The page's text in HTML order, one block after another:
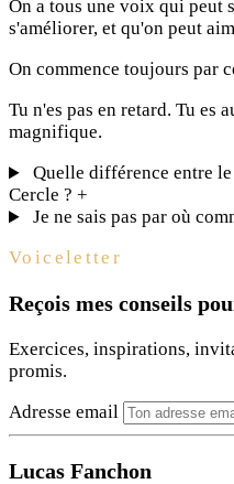
On a tous une voix qui peut
s'améliorer, et qu'on peut
On commence toujours par
Tu n'es pas en retard. Tu es
magnifique.
Quelle différence entre
Cercle ? +
Je ne sais pas par où
Voiceletter
Reçois mes conseils
Exercices, inspirations,
promis.
Adresse email
Lucas Fanchon